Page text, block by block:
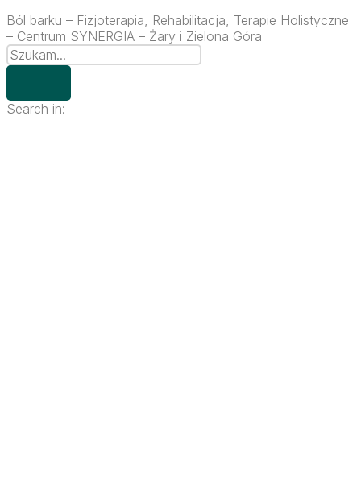
Ból barku – Fizjoterapia, Rehabilitacja, Terapie Holistyczne
– Centrum SYNERGIA – Żary i Zielona Góra
Search in: